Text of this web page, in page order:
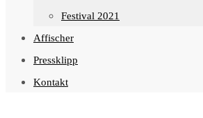
Festival 2021
Affischer
Pressklipp
Kontakt